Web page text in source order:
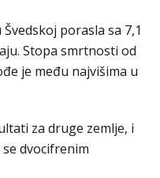
porasla sa 7,1
Stopa smrtnosti od
je među najvišima u
za druge zemlje, i
dvocifrenim